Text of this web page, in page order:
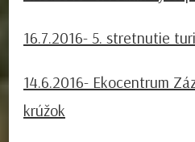
16.7.2016- 5. stretnutie
14.6.2016- Ekocentrum
krúžok